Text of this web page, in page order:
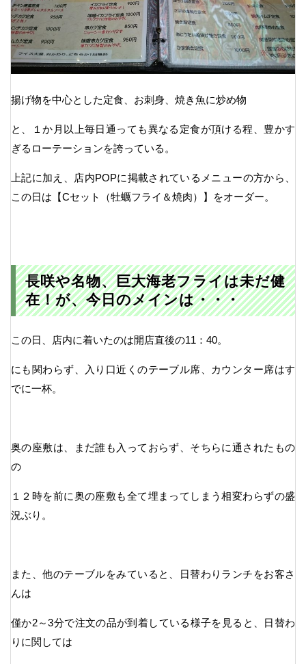
揚げ物を中心とした定食、お刺身、焼き魚に炒め物
と、１か月以上毎日通っても異なる定食が頂ける程、豊かす
ぎるローテーションを誇っている。
上記に加え、店内POPに掲載されているメニューの方から、
この日は【Cセット（牡蠣フライ＆焼肉）】をオーダー。
長咲や名物、巨大海老フライは未だ健
在！が、今日のメインは・・・
この日、店内に着いたのは開店直後の11：40。
にも関わらず、入り口近くのテーブル席、カウンター席はす
でに一杯。
奥の座敷は、まだ誰も入っておらず、そちらに通されたもの
の
１２時を前に奥の座敷も全て埋まってしまう相変わらずの盛
況ぶり。
また、他のテーブルをみていると、日替わりランチをお客さ
んは
僅か2～3分で注文の品が到着している様子を見ると、日替わ
りに関しては